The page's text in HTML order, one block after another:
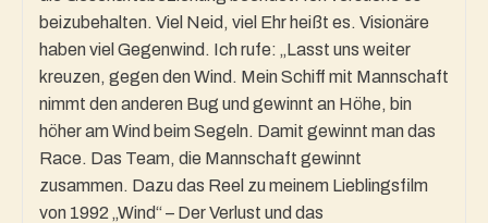
beizubehalten. Viel Neid, viel Ehr heißt es. Visionäre
haben viel Gegenwind. Ich rufe: „Lasst uns weiter
kreuzen, gegen den Wind. Mein Schiff mit Mannschaft
nimmt den anderen Bug und gewinnt an Höhe, bin
höher am Wind beim Segeln. Damit gewinnt man das
Race. Das Team, die Mannschaft gewinnt
zusammen. Dazu das Reel zu meinem Lieblingsfilm
von 1992 „Wind“ – Der Verlust und das